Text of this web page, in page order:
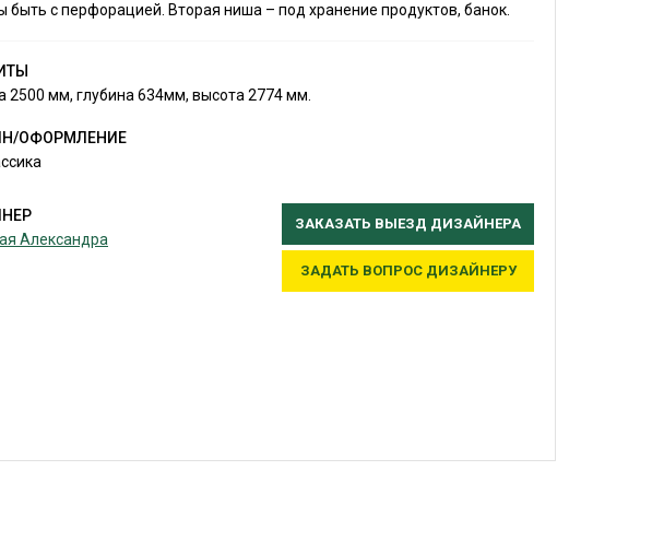
быть с перфорацией. Вторая ниша – под хранение продуктов, банок.
2500 мм, глубина 634мм, высота 2774 мм.
ОФОРМЛЕНИЕ
Александра
ЗАКАЗАТЬ ВЫЕЗД ДИЗАЙНЕРА
ЗАДАТЬ ВОПРОС ДИЗАЙНЕРУ